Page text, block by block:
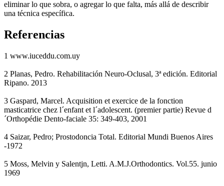
eliminar lo que sobra, o agregar lo que falta, más allá de describir
una técnica específica.
Referencias
1 www.iuceddu.com.uy
2 Planas, Pedro. Rehabilitación Neuro-Oclusal, 3ª edición. Editorial
Ripano. 2013
3 Gaspard, Marcel. Acquisition et exercice de la fonction
masticatrice chez l´enfant et l´adolescent. (premier partie) Revue d
´Orthopédie Dento-faciale 35: 349-403, 2001
4 Saizar, Pedro; Prostodoncia Total. Editorial Mundi Buenos Aires
-1972
5 Moss, Melvin y Salentjn, Letti. A.M.J.Orthodontics. Vol.55. junio
1969